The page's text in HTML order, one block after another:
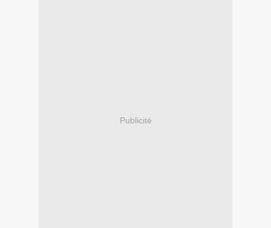
Publicité